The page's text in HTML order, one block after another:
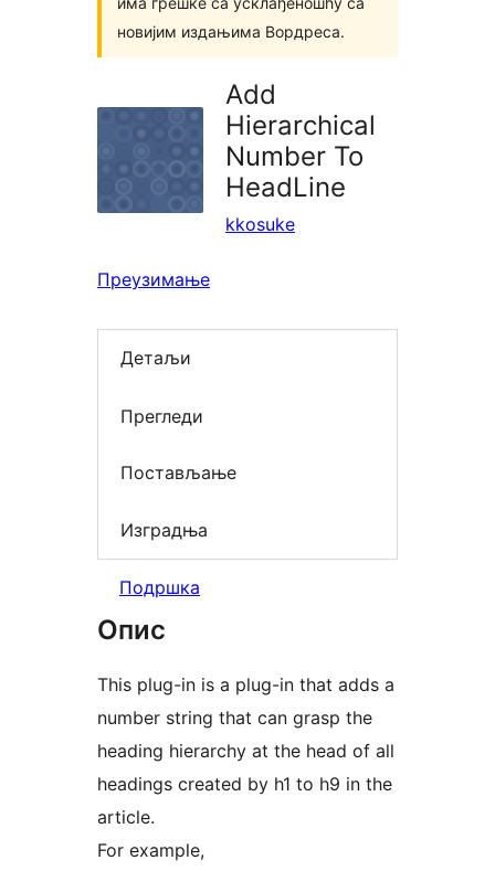
новијим издањима Вордреса.
Add
Hierarchical
Number To
HeadLine
kkosuke
Преузимање
Детаљи
Прегледи
Постављање
Изградња
Подршка
Опис
This plug-in is a plug-in that adds a
number string that can grasp the
heading hierarchy at the head of all
headings created by h1 to h9 in the
article.
For example,